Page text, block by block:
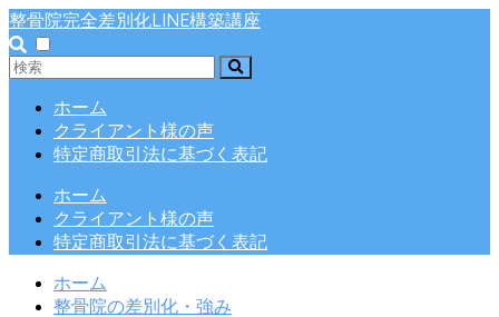
整骨院完全差別化LINE構築講座
ホーム
クライアント様の声
特定商取引法に基づく表記
ホーム
クライアント様の声
特定商取引法に基づく表記
ホーム
整骨院の差別化・強み